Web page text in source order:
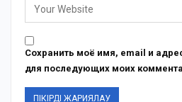
Сохранить моё имя, email и
для последующих моих